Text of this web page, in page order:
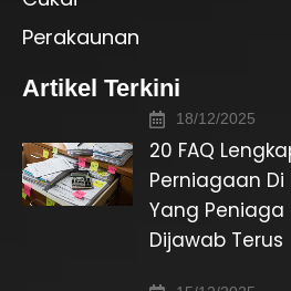
Perakaunan
Artikel Terkini
18/12/2025
20 FAQ
Perniagaan
Yang Peniaga
Dijawab Terus